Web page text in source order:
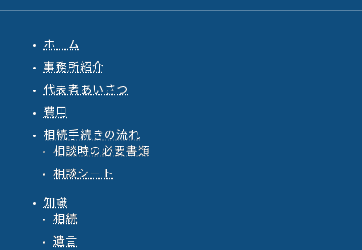
ホ－ム
事務所紹介
代表者あいさつ
費用
相続手続きの流れ
相談時の必要書類
相談シート
知識
相続
遺言